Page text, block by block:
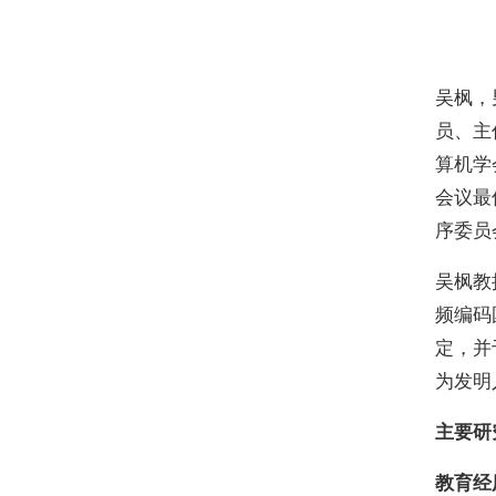
吴枫
员、
算机
会议最
序委员
吴枫
频编
定，
为发
主要研
教育经